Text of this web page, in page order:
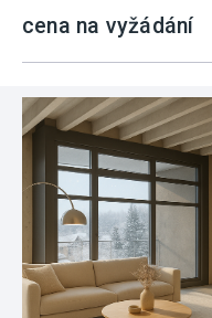
cena na vyžádání